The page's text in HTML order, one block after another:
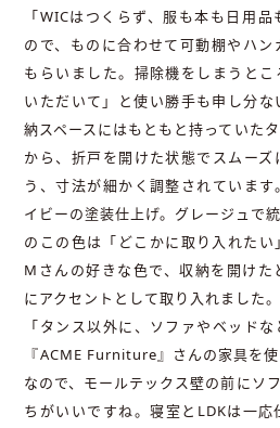
「WICはつくらず、服も本も日用
ので、ものに合わせて可動棚やハ
もらいました。掃除機をしまうと
いただいて」と使い勝手も申し分
納スペースにはもともと持っていた
から、折戸を開けた状態でスムー
う、寸法が細かく調整されていま
イビーの塗装仕上げ。グレージュで
のこの色は「どこかに取り入れた
Mさんの好きな色で、収納を開け
にアクセントとして取り入れました。
「タンス以外に、ソファやベッド
『ACME Furniture』さんの家具を
なので、モールテックス壁の前にソ
ちがいいですね。寝室とLDKは一